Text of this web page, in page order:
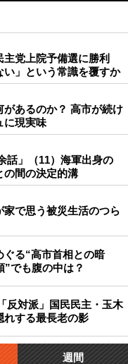
主党上院予備選に勝利
い」という常識を覆すか
あるのか？ 高市が続け
に現実味
話」（11）海軍出身の
の間の決定的溝
で思う被災生活のつら
ぐる“高市首相との暗
でも腹の中は？
反対派」国民民主・玉木
する最長老の影
週間